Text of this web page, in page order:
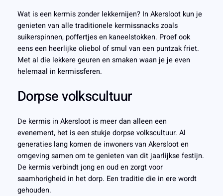
Wat is een kermis zonder lekkernijen? In Akersloot kun je
genieten van alle traditionele kermissnacks zoals
suikerspinnen, poffertjes en kaneelstokken. Proef ook
eens een heerlijke oliebol of smul van een puntzak friet.
Met al die lekkere geuren en smaken waan je je even
helemaal in kermissferen.
Dorpse volkscultuur
De kermis in Akersloot is meer dan alleen een
evenement, het is een stukje dorpse volkscultuur. Al
generaties lang komen de inwoners van Akersloot en
omgeving samen om te genieten van dit jaarlijkse festijn.
De kermis verbindt jong en oud en zorgt voor
saamhorigheid in het dorp. Een traditie die in ere wordt
gehouden.